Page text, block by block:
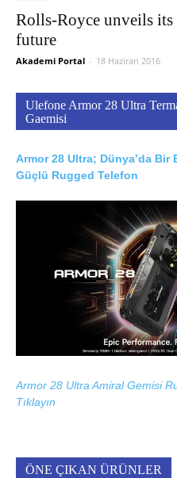
Rolls-Royce unveils its
future
Akademi Portal - 18 Haziran 2016
Ulefone Armor 28 Ultra
Gaemisi
Armor 28 Ultra; Dünya’da Bir
Güçlü Rugged Telefon
Armor 28 Ultra Amiral Gemisi
Tıklayın
ÖNE ÇIKAN ÜRÜNLER